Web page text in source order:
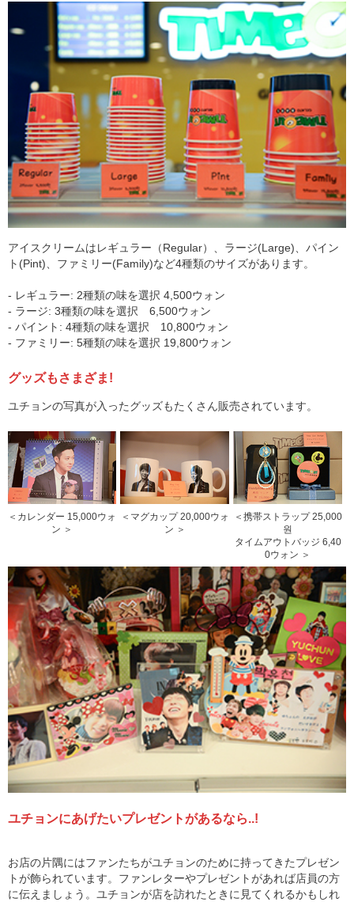
アイスクリームはレギュラー（Regular）、ラージ(Large)、パイン
ト(Pint)、ファミリー(Family)など4種類のサイズがあります。
- レギュラー: 2種類の味を選択 4,500ウォン
- ラージ: 3種類の味を選択 6,500ウォン
- パイント: 4種類の味を選択 10,800ウォン
- ファミリー: 5種類の味を選択 19,800ウォン
グッズもさまざま!
ユチョンの写真が入ったグッズもたくさん販売されています。
＜カレンダー 15,000ウォ
ン ＞
＜マグカップ 20,000ウォ
ン ＞
＜携帯ストラップ 25,000
원
タイムアウトバッジ 6,40
0ウォン ＞
ユチョンにあげたいプレゼントがあるなら..!
お店の片隅にはファンたちがユチョンのために持ってきたプレゼン
トが飾られています。ファンレターやプレゼントがあれば店員の方
に伝えましょう。ユチョンが店を訪れたときに見てくれるかもしれ